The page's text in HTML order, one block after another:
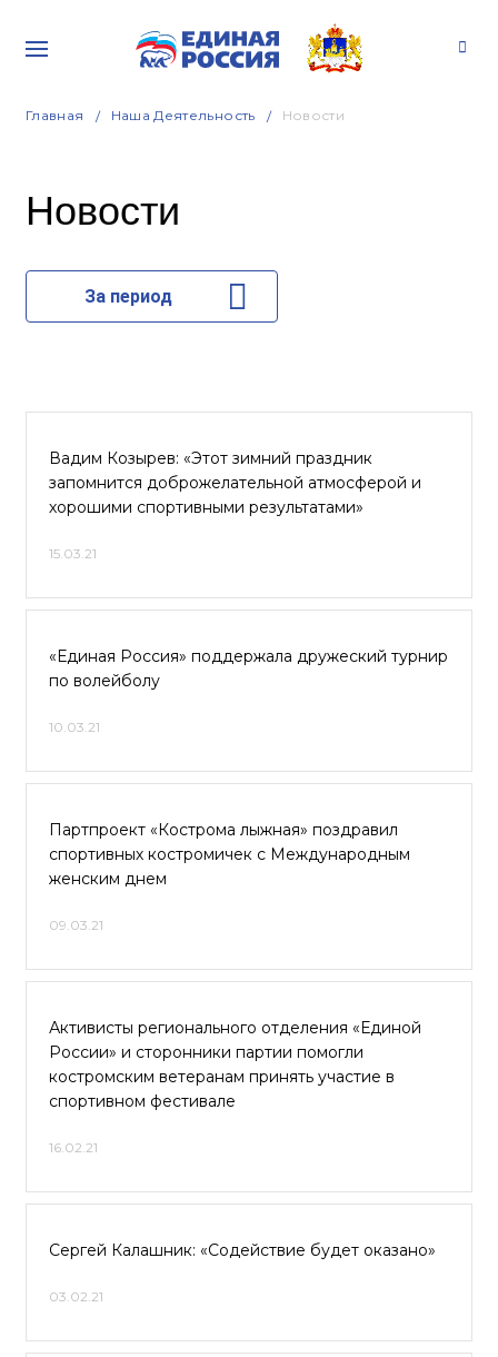
Главная Наша Деятельность Новости
Новости
За период
Вадим Козырев: «Этот зимний праздник
запомнится доброжелательной атмосферой и
хорошими спортивными результатами»
15.03.21
«Единая Россия» поддержала дружеский турнир
по волейболу
10.03.21
Партпроект «Кострома лыжная» поздравил
спортивных костромичек с Международным
женским днем
09.03.21
Активисты регионального отделения «Единой
России» и сторонники партии помогли
костромским ветеранам принять участие в
спортивном фестивале
16.02.21
Сергей Калашник: «Содействие будет оказано»
03.02.21